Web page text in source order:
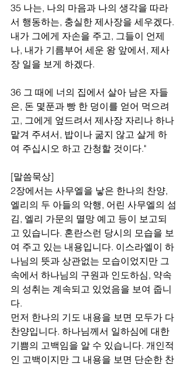
35 나는, 나의 마음과 나의 생각을 따라
서 행동하는, 충실한 제사장을 세우겠다.
내가 그에게 자손을 주고, 그들이 언제
나, 내가 기름부어 세운 왕 앞에서, 제사
장 일을 보게 하겠다.
36 그 때에 너의 집에서 살아 남은 자들
은, 돈 몇푼과 빵 한 덩이를 얻어 먹으려
고, 그에게 엎드려서 제사장 자리나 하나
맡겨 주셔서, 밥이나 굶지 않고 살게 하
여 주십시오 하고 간청할 것이다."
[말씀묵상]
2장에서는 사무엘을 낳은 한나의 찬양,
엘리의 두 아들의 악행, 어린 사무엘의 섬
김, 엘리 가문의 멸망 예고 등이 보고되
고 있습니다. 혼란스런 당시의 모습을 보
여 주고 있는 내용입니다. 이스라엘이 하
나님의 뜻과 상관없는 모습이었지만 그
속에서 하나님의 구원과 인도하심, 약속
의 성취는 계속되고 있었음을 보여 줍니
다.
먼저 한나의 기도 내용을 보면 모두가 다
찬양입니다. 하나님께서 일하심에 대한
기쁨의 고백임을 알 수 있습니다. 개인적
인 고백이지만 그 내용을 보면 단순한 찬